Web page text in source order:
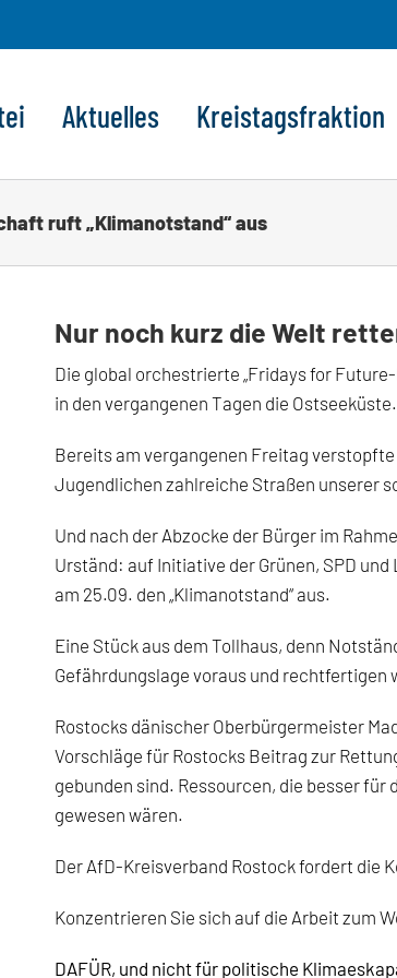
Aktuelles Kreistagsfraktion
ruft „Klimanotstand“ aus
Nur noch kurz die Welt
Die global orchestrierte „Fridays for
in den vergangenen Tagen die Ostseeküste.
Bereits am vergangenen Freitag
Jugendlichen zahlreiche Straßen unserer
Und nach der Abzocke der Bürger im
Urständ: auf Initiative der Grünen, SPD
am 25.09. den „Klimanotstand“ aus.
Eine Stück aus dem Tollhaus, denn
Gefährdungslage voraus und rechtfertigen
Rostocks dänischer Oberbürgermeister
Vorschläge für Rostocks Beitrag zur
gebunden sind. Ressourcen, die besser
gewesen wären.
Der AfD-Kreisverband Rostock fordert die
Konzentrieren Sie sich auf die Arbeit zum
DAFÜR, und nicht für politische